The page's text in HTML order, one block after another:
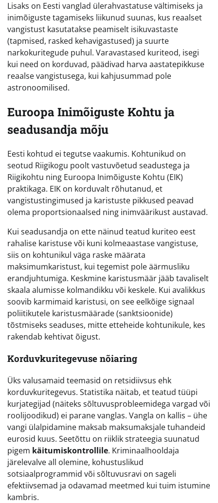
Lisaks on Eesti vanglad ülerahvastatuse vältimiseks ja
inimõiguste tagamiseks liikunud suunas, kus reaalset
vangistust kasutatakse peamiselt isikuvastaste
(tapmised, rasked kehavigastused) ja suurte
narkokuritegude puhul. Varavastased kuriteod, isegi
kui need on korduvad, päädivad harva aastatepikkuse
reaalse vangistusega, kui kahjusummad pole
astronoomilised.
Euroopa Inimõiguste Kohtu ja
seadusandja mõju
Eesti kohtud ei tegutse vaakumis. Kohtunikud on
seotud Riigikogu poolt vastuvõetud seadustega ja
Riigikohtu ning Euroopa Inimõiguste Kohtu (EIK)
praktikaga. EIK on korduvalt rõhutanud, et
vangistustingimused ja karistuste pikkused peavad
olema proportsionaalsed ning inimväärikust austavad.
Kui seadusandja on ette näinud teatud kuriteo eest
rahalise karistuse või kuni kolmeaastase vangistuse,
siis on kohtunikul väga raske määrata
maksimumkaristust, kui tegemist pole äärmusliku
erandjuhtumiga. Keskmine karistusmäär jääb tavaliselt
skaala alumisse kolmandikku või keskele. Kui avalikkus
soovib karmimaid karistusi, on see eelkõige signaal
poliitikutele karistusmäärade (sanktsioonide)
tõstmiseks seaduses, mitte etteheide kohtunikule, kes
rakendab kehtivat õigust.
Korduvkuritegevuse nõiaring
Üks valusamaid teemasid on retsidiivsus ehk
korduvkuritegevus. Statistika näitab, et teatud tüüpi
kurjategijad (näiteks sõltuvusprobleemidega vargad või
roolijoodikud) ei parane vanglas. Vangla on kallis – ühe
vangi ülalpidamine maksab maksumaksjale tuhandeid
eurosid kuus. Seetõttu on riiklik strateegia suunatud
pigem käitumiskontrollile. Kriminaalhooldaja
järelevalve all olemine, kohustuslikud
sotsiaalprogrammid või sõltuvusravi on sageli
efektiivsemad ja odavamad meetmed kui tuim istumine
kambris.